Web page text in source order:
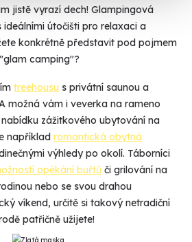
jistě vyrazí dech! Glampingová
útočišti pro relaxaci a
konkrétně představit pod pojmem
camping"?
treehousu s privátní saunou a
možná vám i veverka na rameno
zážitkového ubytování na
například romantická obytná
výhledy po okolí. Táborníci
opékání buřtů či grilování na
nebo se svou drahou
víkend, určitě si takový netradiční
patřičně užijete!